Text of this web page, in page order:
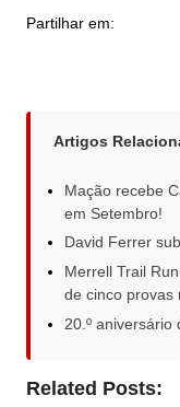
Partilhar em:
Artigos
Mação recebe
em Setembro!
David Ferrer
Merrell Trail
de cinco provas
20.º
Related Posts: